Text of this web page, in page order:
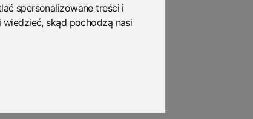
spersonalizowane treści i
skąd pochodzą nasi